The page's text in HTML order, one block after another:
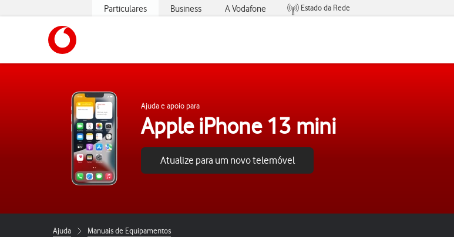
Particulares Business A Vodafone
Estado da Rede
Ajuda e apoio para
Apple iPhone 13 mini
Atualize para um novo telemóvel
Ajuda Manuais de Equipamentos